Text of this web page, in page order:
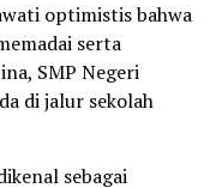
optimistis bahwa
serta
SMP Negeri
di jalur sekolah
sebagai